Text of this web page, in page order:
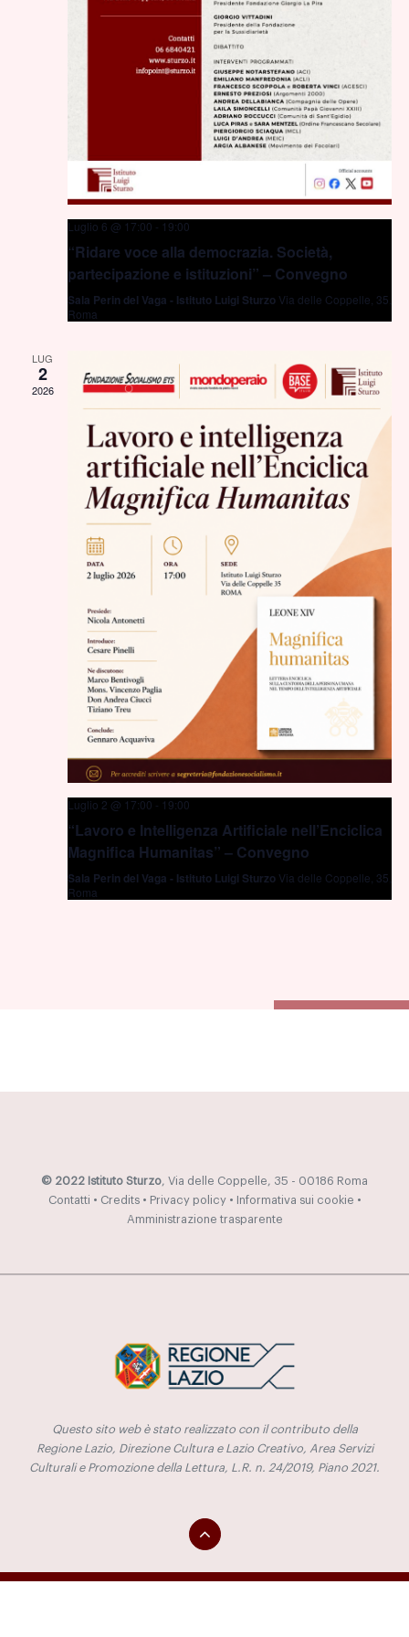
Luglio 6 @ 17:00 - 19:00
“Ridare voce alla democrazia. Società,
partecipazione e istituzioni” – Convegno
Sala Perin del Vaga - Istituto Luigi Sturzo Via delle Coppelle, 35,
Roma
LUG
2
2026
Luglio 2 @ 17:00 - 19:00
“Lavoro e Intelligenza Artificiale nell’Enciclica
Magnifica Humanitas” – Convegno
Sala Perin del Vaga - Istituto Luigi Sturzo Via delle Coppelle, 35,
Roma
© 2022 Istituto Sturzo, Via delle Coppelle, 35 - 00186 Roma
Contatti • Credits• Privacy policy• Informativa sui cookie •
Amministrazione trasparente
Questo sito web è stato realizzato con il contributo della
Regione Lazio, Direzione Cultura e Lazio Creativo, Area Servizi
Culturali e Promozione della Lettura, L.R. n. 24/2019, Piano 2021.